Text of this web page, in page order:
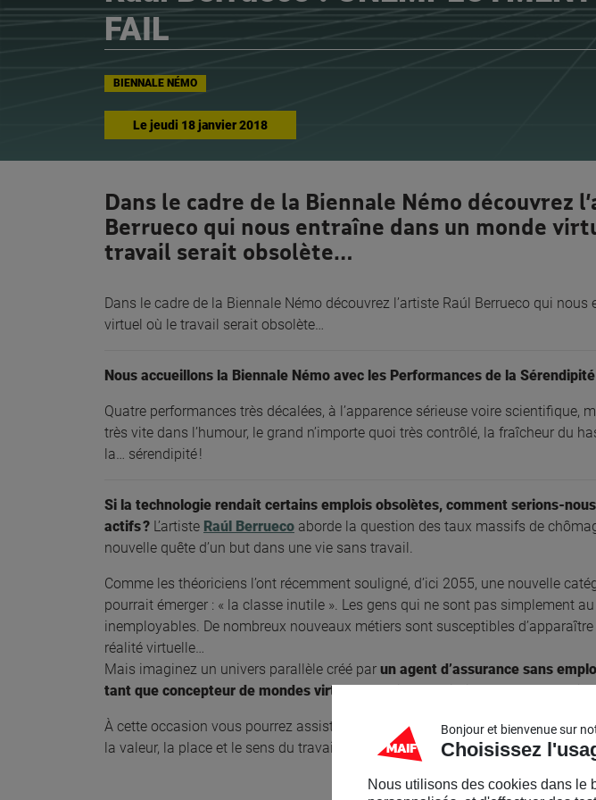
FAIL
BIENNALE NÉMO
Lejeudi 18 janvier 2018
Dans le cadre de la Biennale Némo découvrez
Berrueco qui nous entraîne dans un monde
travail serait obsolète…
Dans le cadre de la Biennale Némo découvrez l’artiste Raúl Berrueco qui
virtuel où le travail serait obsolète…
Nous accueillons la Biennale Némo avec les Performances de la Sérendipité
Quatre performances très décalées, à l’apparence sérieuse voire scientifique,
très vite dans l’humour, le grand n’importe quoi très contrôlé, la fraîcheur du
la… sérendipité !
Si la technologie rendait certains emplois obsolètes, comment serions-
actifs ? L’artiste Raúl Berrueco aborde la question des taux massifs de
nouvelle quête d’un but dans une vie sans travail.
Comme les théoriciens l’ont récemment souligné, d’ici 2055, une nouvelle
pourrait émerger : « la classe inutile ». Les gens qui ne sont pas simplement
inemployables. De nombreux nouveaux métiers sont susceptibles
réalité virtuelle…
Mais imaginez un univers parallèle créé par un agent d’assurance sans
tant que concepteur de mondes virtuels. Eh bien, on dirait que Kafka l’a déjà
À cette occasion vous pourrez assister au vernissage de l’expositionÔ boulot !
la valeur, la place et le sens du travail au sein de notre société.
Bonjour et bienvenue sur
Choisissez
Nous utilisons des cookies dans le